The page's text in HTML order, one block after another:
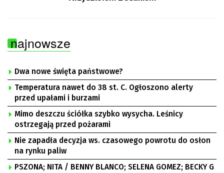
najnowsze
Dwa nowe święta państwowe?
Temperatura nawet do 38 st. C. Ogłoszono alerty
przed upałami i burzami
Mimo deszczu ściółka szybko wysycha. Leśnicy
ostrzegają przed pożarami
Nie zapadła decyzja ws. czasowego powrotu do osłon
na rynku paliw
PSZONA; NITA / BENNY BLANCO; SELENA GOMEZ; BECKY G